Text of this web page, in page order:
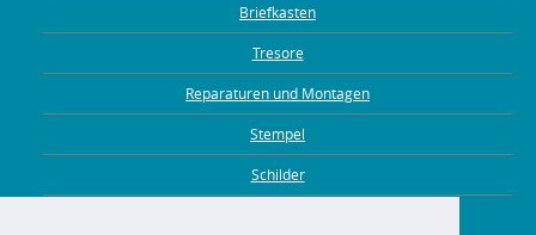
Briefkasten
Tresore
Reparaturen und Montagen
Stempel
Schilder